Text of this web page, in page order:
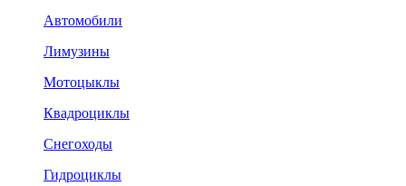
Автомобили
Лимузины
Мотоцыклы
Квадроциклы
Снегоходы
Гидроциклы